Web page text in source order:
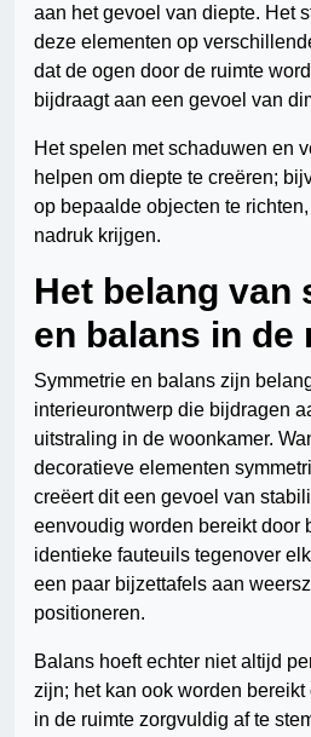
aan het gevoel van diepte. Het
deze elementen op
dat de ogen door de ruimte
bijdraagt aan een gevoel van
Het spelen met schaduwen en
helpen om diepte te creëren;
op bepaalde objecten te
nadruk krijgen.
Het belang van
en balans in de
Symmetrie en balans zijn
interieurontwerp die bijdragen
uitstraling in de woonkamer.
decoratieve elementen
creëert dit een gevoel van
eenvoudig worden bereikt door
identieke fauteuils tegenover
een paar bijzettafels aan
positioneren.
Balans hoeft echter niet altijd
zijn; het kan ook worden
in de ruimte zorgvuldig af te